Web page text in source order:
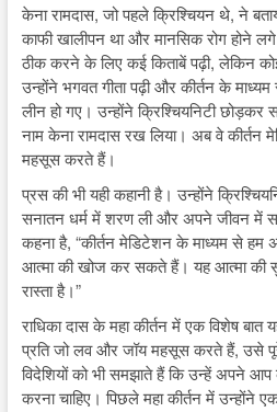
केना रामदास, जो पहले क्रिश्चियन थे, ने
काफी खालीपन था और मानसिक रोग होने
ठीक करने के लिए कई किताबें पढ़ी, लेकिन
उन्होंने भगवत गीता पढ़ी और कीर्तन के
लीन हो गए। उन्होंने क्रिश्चियनिटी
नाम केना रामदास रख लिया। अब वे
महसूस करते हैं।
प्रस की भी यही कहानी है। उन्होंने
सनातन धर्म में शरण ली और अपने जीवन में
कहना है, “कीर्तन मेडिटेशन के माध्यम से
आत्मा की खोज कर सकते हैं। यह आत्मा की
रास्ता है।”
राधिका दास के महा कीर्तन में एक विशेष
प्रति जो लव और जॉय महसूस करते हैं, उसे
विदेशियों को भी समझाते हैं कि उन्हें अपने
करना चाहिए। पिछले महा कीर्तन में उन्होंने